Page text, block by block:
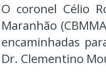
O coronel Célio
Maranhão
encaminhadas
Dr. Clementino